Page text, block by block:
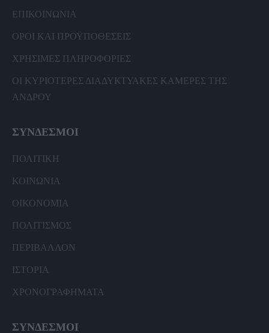
ΕΠΙΚΟΙΝΩΝΙΑ
ΟΡΟΙ ΚΑΙ ΠΡΟΫΠΟΘΕΣΕΙΣ
ΧΡΗΣΙΜΕΣ ΠΛΗΡΟΦΟΡΙΕΣ
ΟΙ ΚΥΡΙΟΤΕΡΕΣ ΔΙΑΔΥΚΤΥΑΚΕΣ ΚΑΜΕΡΕΣ ΤΗΣ
ΑΝΔΡΟΥ
ΣΥΝΔΕΣΜΟΙ
ΠΟΛΙΤΙΚΗ
ΚΟΙΝΩΝΙΑ
ΟΙΚΟΝΟΜΙΑ
ΠΟΛΙΤΙΣΜΟΣ
ΠΕΡΙΒΑΛΛΟΝ
ΙΣΤΟΡΙΑ
ΧΡΟΝΟΓΡΑΦΗΜΑΤΑ
ΣΥΝΔΕΣΜΟΙ